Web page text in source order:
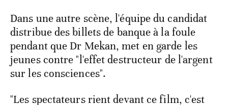
Dans une autre scène, l'équipe du candidat
distribue des billets de banque à la foule
pendant que Dr Mekan, met en garde les
jeunes contre "l'effet destructeur de l'argent
sur les consciences".
"Les spectateurs rient devant ce film, c'est